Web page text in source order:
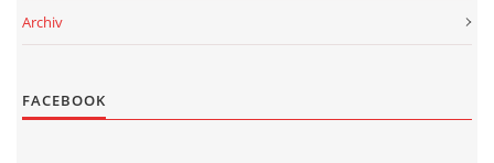
© 2026 eStránky.cz
|
Archiv
FACEBOOK